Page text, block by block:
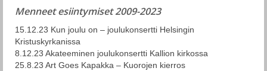
Tilaa kuoro
Yhteystiedot
EOL historia
Menneet esiintymiset 2009-2023
15.12.23 Kun joulu on – joulukonsertti Helsingin
Kristuskyrkanissa
8.12.23 Akateeminen joulukonsertti Kallion kirkossa
25.8.23 Art Goes Kapakka – Kuorojen kierros